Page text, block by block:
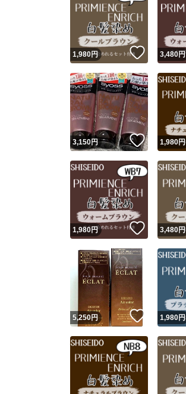
1,980円 いいね！
3,480円
3,150円 いいね！
1,980円
1,980円 いいね！
3,480円
5,250円 いいね！
1,980円